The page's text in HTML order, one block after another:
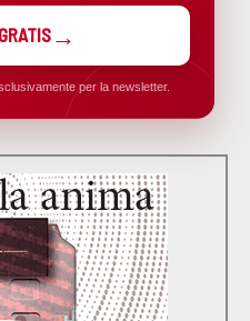
per la newsletter.